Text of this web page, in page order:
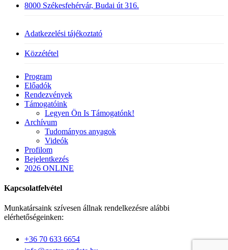
8000 Székesfehérvár, Budai út 316.
Adatkezelési tájékoztató
Közzététel
Close
Menu
Program
Előadók
Rendezvények
Támogatóink
Legyen Ön Is Támogatónk!
Archívum
Tudományos anyagok
Videók
Profilom
Bejelentkezés
2026 ONLINE
Kapcsolatfelvétel
Munkatársaink szívesen állnak rendelkezésre alábbi
elérhetőségeinken:
+36 70 633 6654